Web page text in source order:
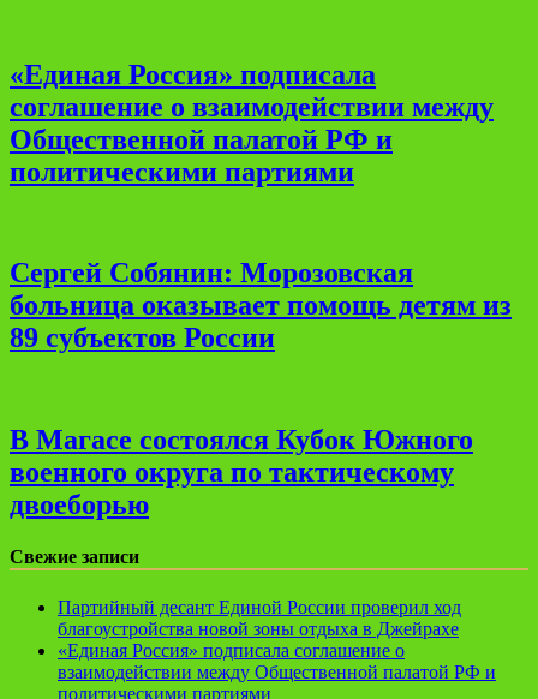
«Единая Россия» подписала
соглашение о взаимодействии между
Общественной палатой РФ и
политическими партиями
Сергей Собянин: Морозовская
больница оказывает помощь детям из
89 субъектов России
В Магасе состоялся Кубок Южного
военного округа по тактическому
двоеборью
Свежие записи
Партийный десант Единой России проверил ход
благоустройства новой зоны отдыха в Джейрахе
«Единая Россия» подписала соглашение о
взаимодействии между Общественной палатой РФ и
политическими партиями